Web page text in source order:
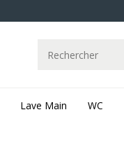
Lave Main WC